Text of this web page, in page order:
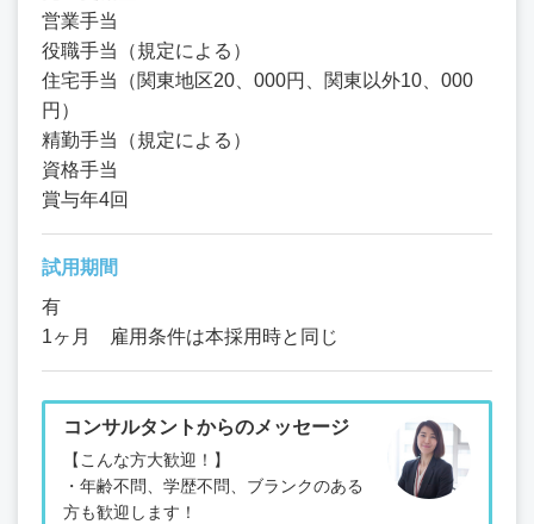
営業手当
役職手当（規定による）
住宅手当（関東地区20、000円、関東以外10、000
円）
精勤手当（規定による）
資格手当
賞与年4回
試用期間
有
1ヶ月 雇用条件は本採用時と同じ
コンサルタントからのメッセージ
【こんな方大歓迎！】
・年齢不問、学歴不問、ブランクのある
方も歓迎します！